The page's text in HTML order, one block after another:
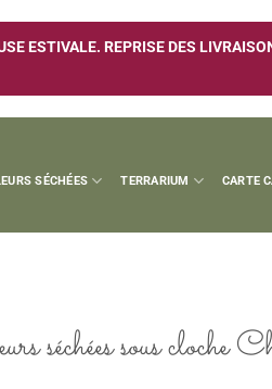
ESTIVALE. REPRISE DES
SÉCHÉES TERRARIUM CARTE
séchées sous cloche